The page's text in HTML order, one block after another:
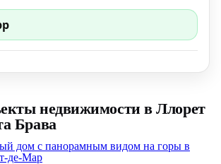
недвижимости в Ллорет
Брава